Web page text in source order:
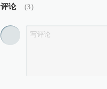
评论 （3）